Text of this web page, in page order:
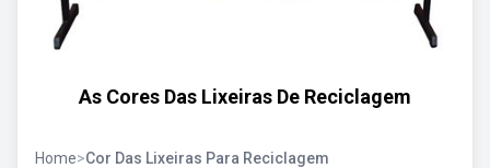
As Cores Das Lixeiras De Reciclagem
Home>Cor Das Lixeiras Para Reciclagem